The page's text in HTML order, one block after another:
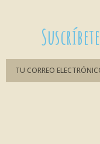
Suscríbete